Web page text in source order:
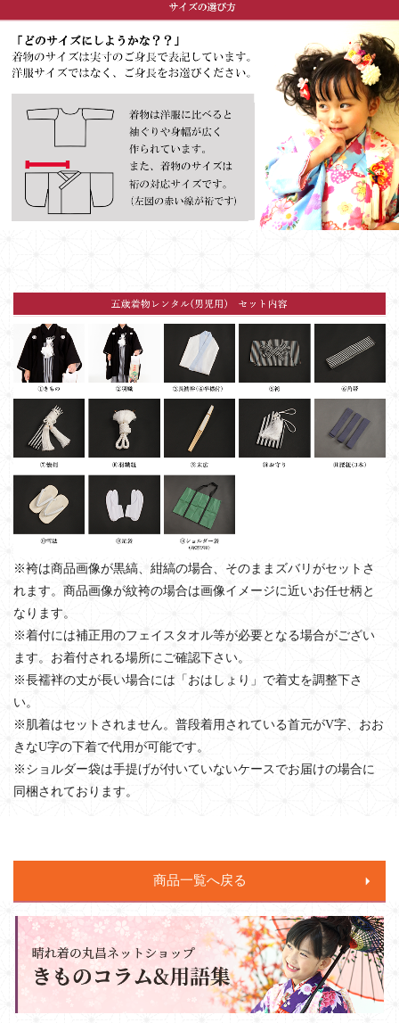
※袴は商品画像が黒縞、紺縞の場合、そのままズバリがセットさ
れます。商品画像が紋袴の場合は画像イメージに近いお任せ柄と
なります。
※着付には補正用のフェイスタオル等が必要となる場合がござい
ます。お着付される場所にご確認下さい。
※長襦袢の丈が長い場合には「おはしょり」で着丈を調整下さ
い。
※肌着はセットされません。普段着用されている首元がV字、おお
きなU字の下着で代用が可能です。
※ショルダー袋は手提げが付いていないケースでお届けの場合に
同梱されております。
商品一覧へ戻る